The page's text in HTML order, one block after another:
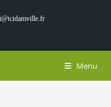
Menu